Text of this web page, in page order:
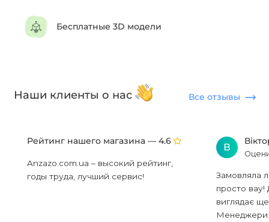
Бесплатные 3D модели
Наши клиенты о нас Все отзывы
Рейтинг нашего магазина — 4.6
Anzazo.com.ua – высокий рейтинг,
годы труда, лучший сервис!
В
Замовляла
просто вау!
виглядає
Менеджери